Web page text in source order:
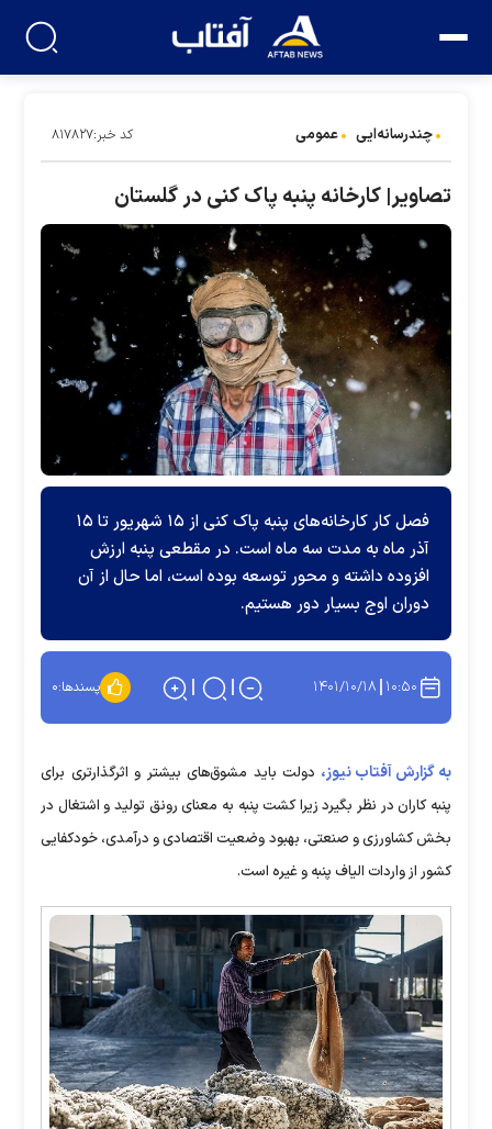
چندرسانه‌ایی عمومی کد خبر:۸۱۷۸۲۷
تصاویر| کارخانه پنبه پاک کنی در گلستان
فصل کار کارخانه‌های پنبه پاک کنی از ۱۵ شهریور تا ۱۵
آذر ماه به مدت سه ماه است. در مقطعی پنبه ارزش
افزوده داشته و محور توسعه بوده است، اما حال از آن
دوران اوج بسیار دور هستیم.
۱۰:۵۰ ۱۴۰۱/۱۰/۱۸ پسندها:۰
به گزارش آفتاب نیوز، دولت باید مشوق‌های بیشتر و اثرگذارتری برای
پنبه کاران در نظر بگیرد زیرا کشت پنبه به معنای رونق تولید و اشتغال در
بخش کشاورزی و صنعتی، بهبود وضعیت اقتصادی و درآمدی، خودکفایی
کشور از واردات الیاف پنبه و غیره است.